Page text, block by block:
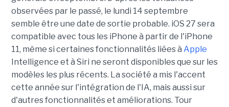
observées par le passé, le lundi 14 septembre
semble être une date de sortie probable. iOS 27 sera
compatible avec tous les iPhone à partir de l'iPhone
11, même si certaines fonctionnalités liées à Apple
Intelligence et à Siri ne seront disponibles que sur les
modèles les plus récents. La société a mis l'accent
cette année sur l'intégration de l'IA, mais aussi sur
d'autres fonctionnalités et améliorations. Tour